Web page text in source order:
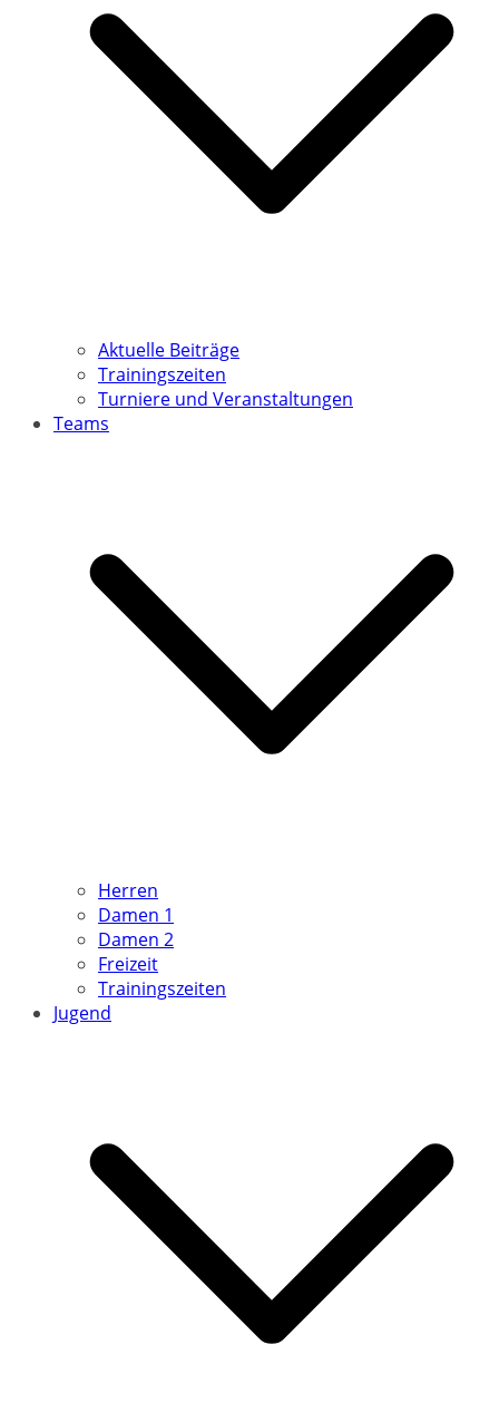
Aktuelle Beiträge
Trainingszeiten
Turniere und Veranstaltungen
Teams
Herren
Damen 1
Damen 2
Freizeit
Trainingszeiten
Jugend